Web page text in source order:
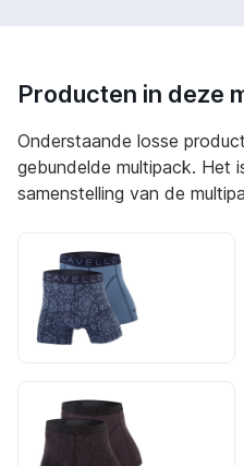
Producten in deze
Onderstaande losse
gebundelde multipack. Het
samenstelling van de